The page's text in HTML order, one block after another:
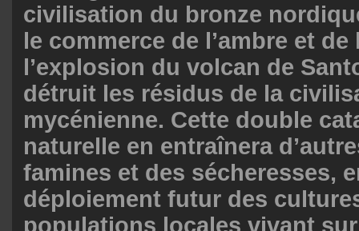
civilisation du bronze
le commerce de l’ambre et de
l’explosion du volcan de
détruit les résidus de la
mycénienne. Cette double
naturelle en entraînera
famines et des sécheresses,
déploiement futur des
populations locales vivant